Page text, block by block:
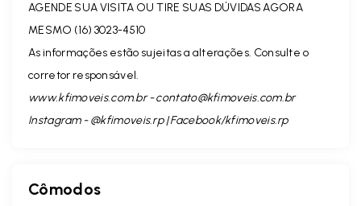
AGENDE SUA VISITA OU TIRE SUAS DÚVIDAS AGORA
MESMO (16) 3023-4510
As informações estão sujeitas a alterações. Consulte o
corretor responsável.
www.kfimoveis.com.br -contato@kfimoveis.com.br
Instagram - @kfimoveis.rp | Facebook/kfimoveis.rp
Cômodos